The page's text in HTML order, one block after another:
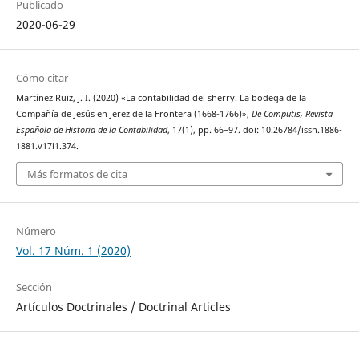
Publicado
2020-06-29
Cómo citar
Martínez Ruiz, J. I. (2020) «La contabilidad del sherry. La bodega de la
Compañía de Jesús en Jerez de la Frontera (1668-1766)», De Computis, Revista
Española de Historia de la Contabilidad, 17(1), pp. 66–97. doi: 10.26784/issn.1886-
1881.v17i1.374.
Más formatos de cita
Número
Vol. 17 Núm. 1 (2020)
Sección
Artículos Doctrinales / Doctrinal Articles